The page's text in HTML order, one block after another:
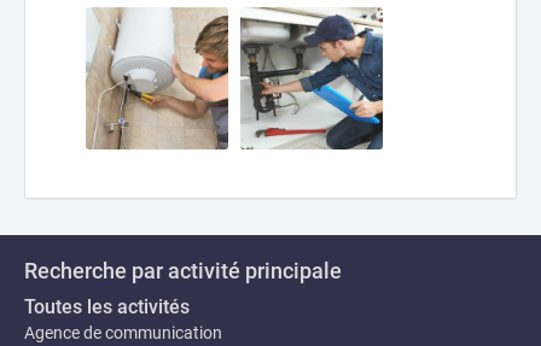
Recherche par activité principale
Toutes les activités
Agence de communication